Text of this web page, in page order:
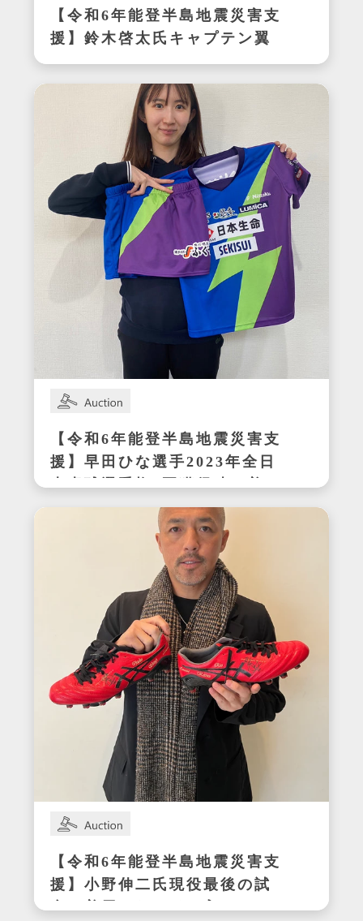
【令和6年能登半島地震災害支
援】鈴木啓太氏キャプテン翼
CUP かつしか2024エキシビ
ジョンマッチ着用サイン入り
明和ユニフォーム
【令和6年能登半島地震災害支
援】早田ひな選手2023年全日
本卓球選手権3冠獲得時の着用
サイン入りセットアップ
【令和6年能登半島地震災害支
援】小野伸二氏現役最後の試
合で着用したサイン入りスパ